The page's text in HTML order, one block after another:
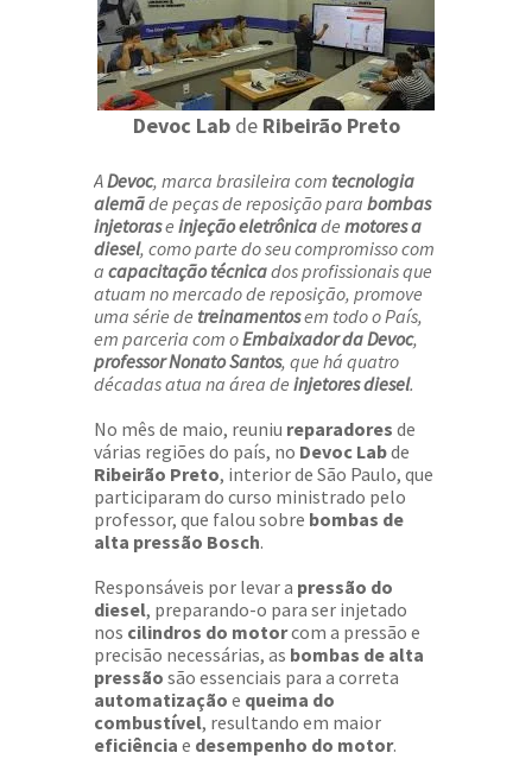
Devoc Labde Ribeirão Preto
ADevoc, marca brasileira com tecnologia
alemãde peças de reposição para bombas
injetorase injeção eletrônicade motores a
diesel, como parte do seu compromisso com
a capacitação técnicados profissionais que
atuam no mercado de reposição, promove
uma série de treinamentosem todo o País,
em parceria com oEmbaixador da Devoc,
professor Nonato Santos, que há quatro
décadas atua na área de injetores diesel.
No mês de maio, reuniu reparadores de
várias regiões do país, no Devoc Labde
Ribeirão Preto, interior de São Paulo, que
participaram do curso ministrado pelo
professor, que falou sobre bombas de
alta pressão Bosch.
Responsáveis por levar a pressão do
diesel, preparando-o para ser injetado
nos cilindros do motorcom a pressão e
precisão necessárias, as bombas de alta
pressão são essenciais para a correta
automatização e queima do
combustível, resultando em maior
eficiência e desempenho do motor.